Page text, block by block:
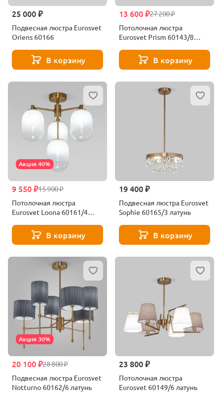
25 000 ₽
Подвесная люстра Eurosvet
Oriens 60166
В корзину
27 200 ₽
13 600 ₽
Потолочная люстра
Eurosvet Prism 60143/8
В корзину
Акция 40%
15 900 ₽
9 550 ₽
Потолочная люстра
Eurosvet Loona 60161/4
В корзину
19 400 ₽
Подвесная люстра Eurosvet
Sophie 60165/3 латунь
В корзину
Акция 30%
28 800 ₽
20 100 ₽
Подвесная люстра Eurosvet
Notturno 60162/6 латунь
23 800 ₽
Потолочная люстра
Eurosvet 60149/6 латунь